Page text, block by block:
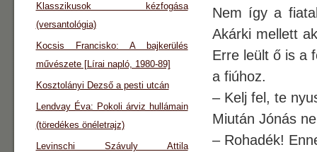
Nem így a
Akárki mellett
Erre leült ő is a
a fiúhoz.
– Kelj fel, te
Miután Jónás
– Rohadék!
Klasszikusok kézfogása
(versantológia)
Kocsis Francisko: A bajkerülés
művészete [Lírai napló, 1980-89]
Kosztolányi Dezső a pesti utcán
Lendvay Éva: Pokoli árviz hullámain
(töredékes önéletrajz)
Levinschi Szávuly Attila